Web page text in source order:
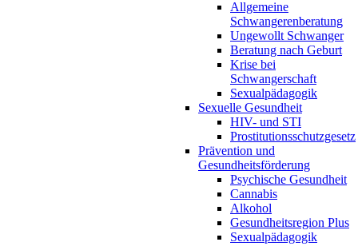
Allgemeine
Schwangerenberatung
Ungewollt Schwanger
Beratung nach Geburt
Krise bei
Schwangerschaft
Sexualpädagogik
Sexuelle Gesundheit
HIV- und STI
Prostitutionsschutzgesetz
Prävention und
Gesundheitsförderung
Psychische Gesundheit
Cannabis
Alkohol
Gesundheitsregion Plus
Sexualpädagogik